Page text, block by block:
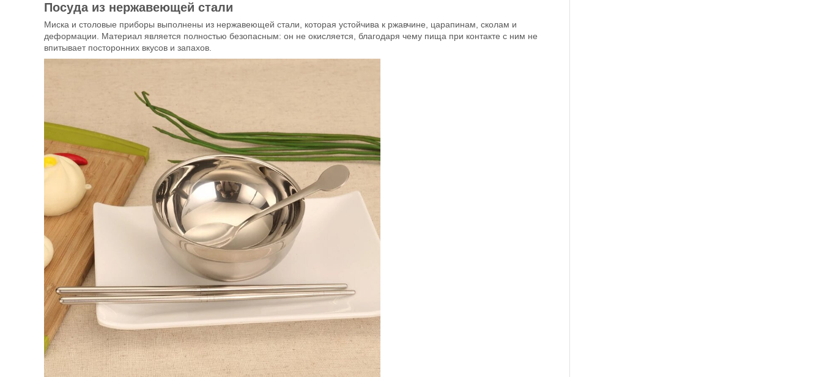
Посуда из нержавеющей стали
Миска и столовые приборы выполнены из нержавеющей стали, которая устойчива к ржавчине, царапинам, сколам и
деформации. Материал является полностью безопасным: он не окисляется, благодаря чему пища при контакте с ним не
впитывает посторонних вкусов и запахов.